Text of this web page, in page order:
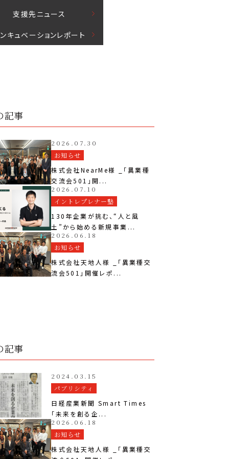
⽀援先ニュース
キュベーションレポート
記事
2026.07.30
お知らせ
株式会社NearMe様 _「異業種
交流会501」開...
2026.07.10
イントレプレナー塾
130年企業が挑む、“人と風
土”から始める新規事業...
2026.06.18
お知らせ
株式会社天地人様 _「異業種交
流会501」開催レポ...
記事
2024.03.15
パブリシティ
日経産業新聞 Smart Times
「未来を創る企...
2026.06.18
お知らせ
株式会社天地人様 _「異業種交